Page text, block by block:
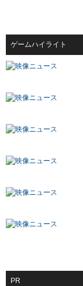
ゲームハイライト
PR